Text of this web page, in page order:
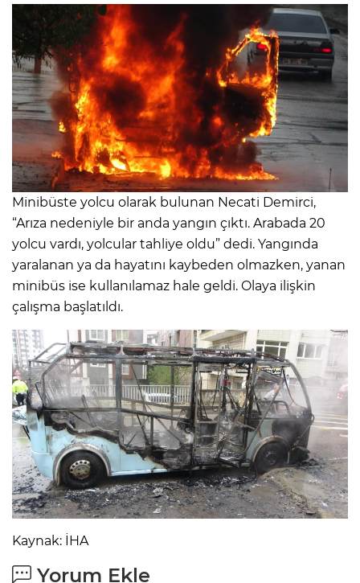
Minibüste yolcu olarak bulunan Necati Demirci,
“Arıza nedeniyle bir anda yangın çıktı. Arabada 20
yolcu vardı, yolcular tahliye oldu” dedi. Yangında
yaralanan ya da hayatını kaybeden olmazken, yanan
minibüs ise kullanılamaz hale geldi. Olaya ilişkin
çalışma başlatıldı.
Kaynak: İHA
Yorum Ekle